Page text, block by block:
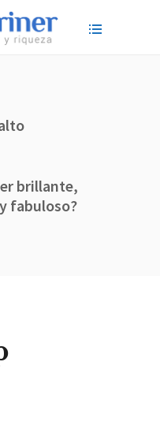
brillante,
fabuloso?